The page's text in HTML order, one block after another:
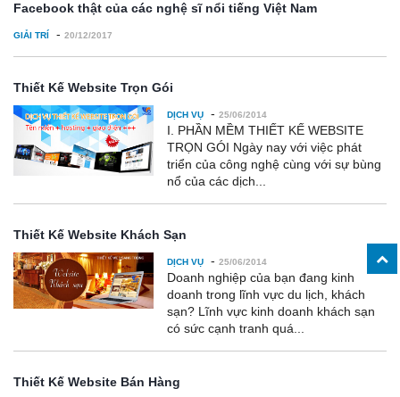
Facebook thật của các nghệ sĩ nổi tiếng Việt Nam
GIẢI TRÍ - 20/12/2017
Thiết Kế Website Trọn Gói
DỊCH VỤ - 25/06/2014
I. PHẦN MỀM THIẾT KẾ WEBSITE
TRỌN GÓI Ngày nay với việc phát
triển của công nghệ cùng với sự bùng
nổ của các dịch...
Thiết Kế Website Khách Sạn
DỊCH VỤ - 25/06/2014
Doanh nghiệp của bạn đang kinh
doanh trong lĩnh vực du lịch, khách
sạn? Lĩnh vực kinh doanh khách sạn
có sức cạnh tranh quá...
Thiết Kế Website Bán Hàng